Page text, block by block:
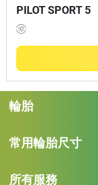
PILOT SPORT 5
輪胎
常用輪胎尺寸
所有服務